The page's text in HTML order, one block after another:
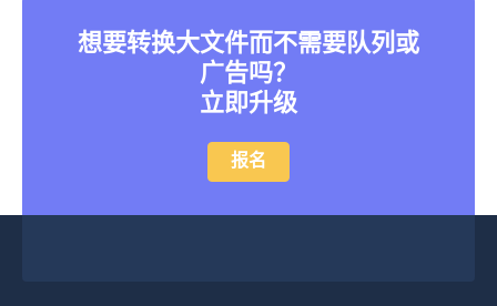
想要转换大文件而不需要队列或
广告吗？
立即升级
报名